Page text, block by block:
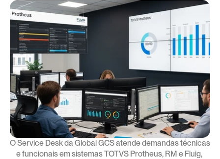
O Service Desk da Global GCS atende demandas técnicas
e funcionais em sistemas TOTVS Protheus, RM e Fluig,